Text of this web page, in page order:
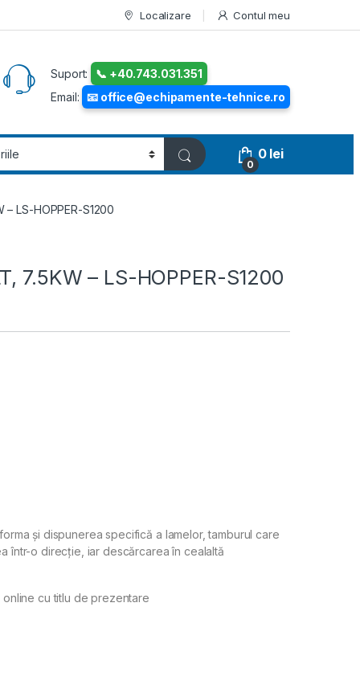
Localizare Contul meu
Suport:
📞 +40.743.031.351
Email:
📧 office@echipamente-tehnice.ro
0
0 lei
LS-HOPPER-S1200
7.5KW – LS-HOPPER-S1200
și dispunerea specifică a lamelor, tamburul care
într-o direcție, iar descărcarea în cealaltă
cu titlu de prezentare